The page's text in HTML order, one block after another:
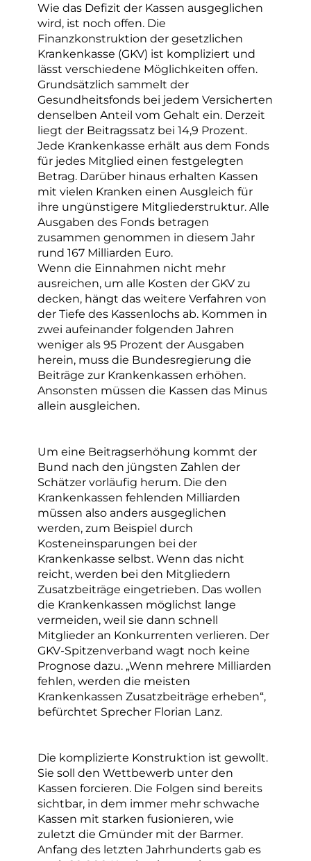
Wie das Defizit der Kassen ausgeglichen
wird, ist noch offen. Die
Finanzkonstruktion der gesetzlichen
Krankenkasse (GKV) ist kompliziert und
lässt verschiedene Möglichkeiten offen.
Grundsätzlich sammelt der
Gesundheitsfonds bei jedem Versicherten
denselben Anteil vom Gehalt ein. Derzeit
liegt der Beitragssatz bei 14,9 Prozent.
Jede Krankenkasse erhält aus dem Fonds
für jedes Mitglied einen festgelegten
Betrag. Darüber hinaus erhalten Kassen
mit vielen Kranken einen Ausgleich für
ihre ungünstigere Mitgliederstruktur. Alle
Ausgaben des Fonds betragen
zusammen genommen in diesem Jahr
rund 167 Milliarden Euro.
Wenn die Einnahmen nicht mehr
ausreichen, um alle Kosten der GKV zu
decken, hängt das weitere Verfahren von
der Tiefe des Kassenlochs ab. Kommen in
zwei aufeinander folgenden Jahren
weniger als 95 Prozent der Ausgaben
herein, muss die Bundesregierung die
Beiträge zur Krankenkassen erhöhen.
Ansonsten müssen die Kassen das Minus
allein ausgleichen.
Um eine Beitragserhöhung kommt der
Bund nach den jüngsten Zahlen der
Schätzer vorläufig herum. Die den
Krankenkassen fehlenden Milliarden
müssen also anders ausgeglichen
werden, zum Beispiel durch
Kosteneinsparungen bei der
Krankenkasse selbst. Wenn das nicht
reicht, werden bei den Mitgliedern
Zusatzbeiträge eingetrieben. Das wollen
die Krankenkassen möglichst lange
vermeiden, weil sie dann schnell
Mitglieder an Konkurrenten verlieren. Der
GKV-Spitzenverband wagt noch keine
Prognose dazu. „Wenn mehrere Milliarden
fehlen, werden die meisten
Krankenkassen Zusatzbeiträge erheben“,
befürchtet Sprecher Florian Lanz.
Die komplizierte Konstruktion ist gewollt.
Sie soll den Wettbewerb unter den
Kassen forcieren. Die Folgen sind bereits
sichtbar, in dem immer mehr schwache
Kassen mit starken fusionieren, wie
zuletzt die Gmünder mit der Barmer.
Anfang des letzten Jahrhunderts gab es